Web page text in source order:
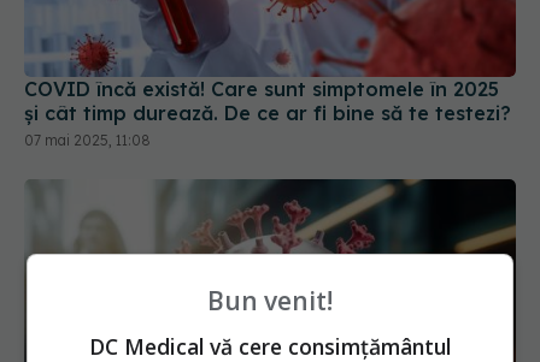
COVID încă există! Care sunt simptomele în 2025
și cât timp durează. De ce ar fi bine să te testezi?
07 mai 2025, 11:08
Bun venit!
DC Medical vă cere consimțământul